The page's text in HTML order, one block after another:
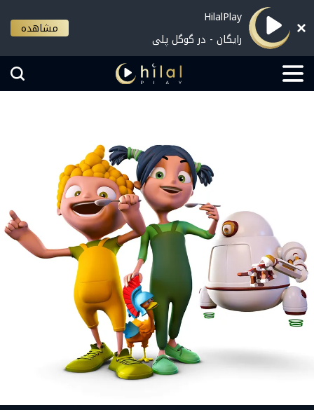
HilalPlay
رایگان - در گوگل پلی
مشاهده